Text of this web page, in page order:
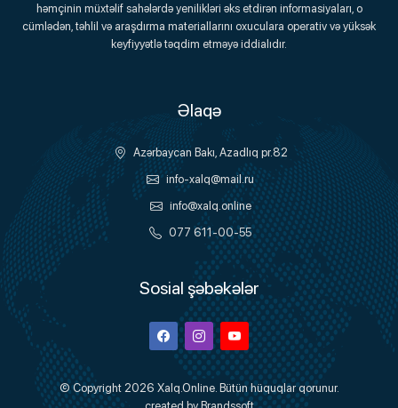
Onlayn Platforma
həmçinin müxtəlif sahələrdə yenilikləri əks etdirən informasiyaları, o
cümlədən, təhlil və araşdırma materiallarını oxuculara operativ və yüksək
keyfiyyətlə təqdim etməyə iddialıdır.
Əlaqə
Azərbaycan Bakı, Azadlıq pr.82
info-xalq@mail.ru
info@xalq.online
077 611-00-55
Sosial şəbəkələr
FacebookInstagramYoutube
© Copyright 2026 Xalq.Online. Bütün hüquqlar qorunur.